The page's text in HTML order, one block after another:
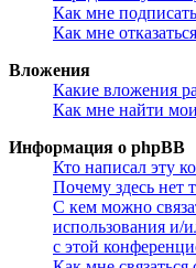
Как мне
Как мне
Вложения
Какие вложения
Как мне найти
Информация о phpBB
Кто написал эту
Почему здесь нет
С кем можно
использования и/
с этой